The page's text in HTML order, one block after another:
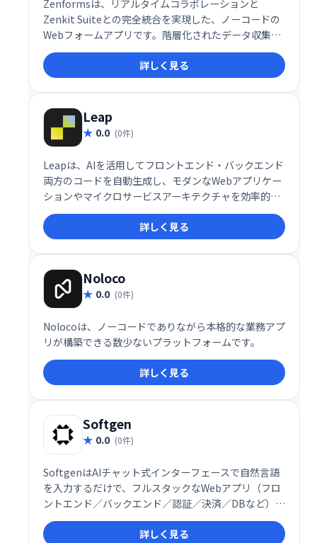
Zenformsは、リアルタイムコラボレーションと
Zenkit Suiteとの完全統合を実現した、ノーコードの
Webフォームアプリです。階層化されたデータ収集を
サブフォームで実現し、効率的な情報収集を可能にし
ます。複雑なフォームも簡単に作成でき、チームでの
共同作業にも最適です。
詳しく見る
Leap
0.0 (0件)
Leapは、AIを活用してフロントエンド・バックエンド
両方のコードを自動生成し、モダンなWebアプリケー
ションやマイクロサービスアーキテクチャを効率的に
構築・デプロイできる開発プラットフォームです。
詳しく見る
Noloco
0.0 (0件)
Nolocoは、ノーコードでありながら本格的な業務アプ
リが構築できる数少ないプラットフォームです。
詳しく見る
Softgen
0.0 (0件)
SoftgenはAIチャット式インターフェースで自然言語
を入力するだけで、フルスタックなWebアプリ（フロ
ントエンド／バックエンド／認証／決済／DBなど）を
自動生成し、迅速に展開できる開発プラットフォーム
です
詳しく見る